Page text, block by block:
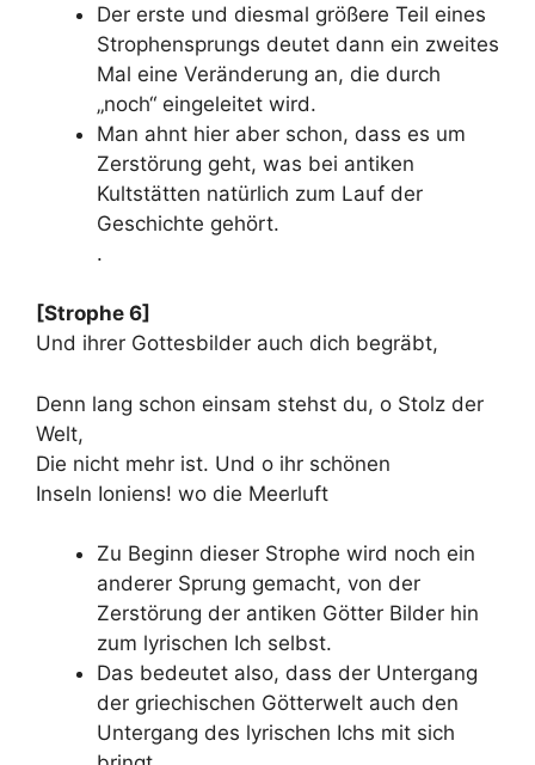
Der erste und diesmal größere Teil eines
Strophensprungs deutet dann ein zweites
Mal eine Veränderung an, die durch
„noch“ eingeleitet wird.
Man ahnt hier aber schon, dass es um
Zerstörung geht, was bei antiken
Kultstätten natürlich zum Lauf der
Geschichte gehört.
.
[Strophe 6]
Und ihrer Gottesbilder auch dich begräbt,
Denn lang schon einsam stehst du, o Stolz der
Welt,
Die nicht mehr ist. Und o ihr schönen
Inseln Ioniens! wo die Meerluft
Zu Beginn dieser Strophe wird noch ein
anderer Sprung gemacht, von der
Zerstörung der antiken Götter Bilder hin
zum lyrischen Ich selbst.
Das bedeutet also, dass der Untergang
der griechischen Götterwelt auch den
Untergang des lyrischen Ichs mit sich